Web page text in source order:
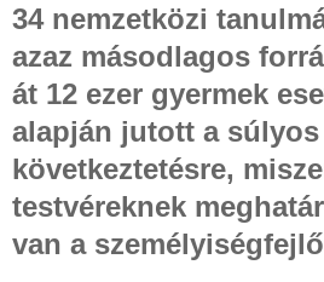
34 nemzetközi
azaz másodlagos
át 12 ezer gyermek
alapján jutott a súlyos
következtetésre,
testvéreknek
van a